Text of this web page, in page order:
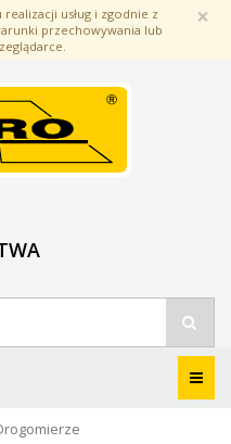
×
usług i zgodnie z
przechowywania lub
Menu